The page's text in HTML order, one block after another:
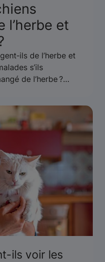
l’herbe et
de l’herbe et
s’ils
de l’herbe ?
ils voir les